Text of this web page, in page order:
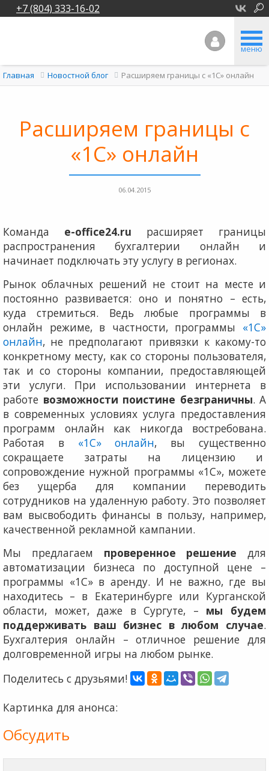
+7 (804) 333-16-02
меню
Главная Новостной блог Расширяем границы с «1С» онлайн
Расширяем границы с
«1С» онлайн
06.04.2015
Команда e-office24.ru расширяет границы
распространения бухгалтерии онлайн и
начинает подключать эту услугу в регионах.
Рынок облачных решений не стоит на месте и
постоянно развивается: оно и понятно – есть,
куда стремиться. Ведь любые программы в
онлайн режиме, в частности, программы «1С»
онлайн, не предполагают привязки к какому-то
конкретному месту, как со стороны пользователя,
так и со стороны компании, предоставляющей
эти услуги. При использовании интернета в
работе возможности поистине безграничны. А
в современных условиях услуга предоставления
программ онлайн как никогда востребована.
Работая в «1С» онлайн, вы существенно
сокращаете затраты на лицензию и
сопровождение нужной программы «1С», можете
без ущерба для компании переводить
сотрудников на удаленную работу. Это позволяет
вам высвободить финансы в пользу, например,
качественной рекламной кампании.
Мы предлагаем проверенное решение для
автоматизации бизнеса по доступной цене –
программы «1С» в аренду. И не важно, где вы
находитесь – в Екатеринбурге или Курганской
области, может, даже в Сургуте, – мы будем
поддерживать ваш бизнес в любом случае.
Бухгалтерия онлайн – отличное решение для
долговременной игры на любом рынке.
Поделитесь с друзьями!
Картинка для анонса:
Обсудить